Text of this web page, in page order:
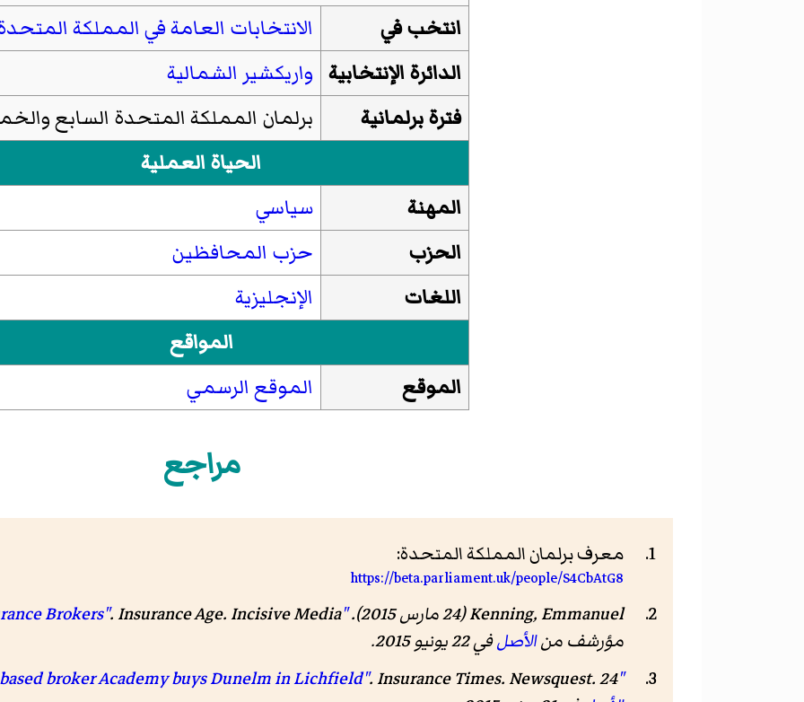
انتخب في
الانتخابات العامة في المملكة المتحدة
الدائرة الإنتخابية واريكشير الشمالية
فترة برلمانية
برلمان المملكة المتحدة السابع
الحياة العملية
المهنة
سياسي
الحزب
حزب المحافظين
اللغات
الإنجليزية
المواقع
الموقع
الموقع الرسمي
مراجع
معرف برلمان المملكة المتحدة:
https://beta.parliament.uk/people/S4CbAtG8
Kenning, Emmanuel (24 مارس 2015). "Academy buys Dunelm Insurance Brokers"
.Insurance Age
مؤرشف منالأصلفي 22 يونيو 2015
.
"Berkshire-based broker Academy buys Dunelm in Lichfield"
.Insurance Times. Newsquest. 24 مارس 2015. مؤرشف من